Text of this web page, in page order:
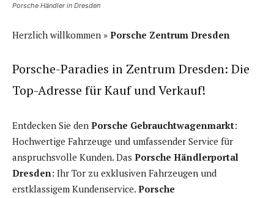
Porsche Händler in Dresden
Herzlich willkommen » Porsche Zentrum Dresden
Porsche-Paradies in Zentrum Dresden: Die
Top-Adresse für Kauf und Verkauf!
Entdecken Sie den Porsche Gebrauchtwagenmarkt:
Hochwertige Fahrzeuge und umfassender Service für
anspruchsvolle Kunden. Das Porsche Händlerportal
Dresden: Ihr Tor zu exklusiven Fahrzeugen und
erstklassigem Kundenservice. Porsche